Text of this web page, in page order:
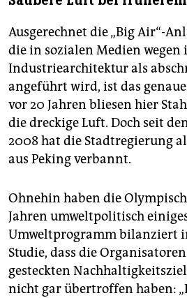
Ausgerechnet die „Big Air“-
die in sozialen Medien wegen
Industriearchitektur als
angeführt wird, ist das
vor 20 Jahren bliesen hier
die dreckige Luft. Doch seit
2008 hat die Stadtregierung
aus Peking verbannt.
Ohnehin haben die
Jahren umweltpolitisch
Umweltprogramm bilanziert
Studie, dass die
gesteckten
nicht gar übertroffen haben: